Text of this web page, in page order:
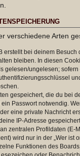
verschiedene Arten
erstellt bei deinem
bleiben. In diesen
gelesen/ungelesen;
gespeichert, die du bei
Passwort notwendig.
eine private Nachricht
IP-Adresse
zentralen Profildaten (E-
wird nur in der „Wer
Funktionen des